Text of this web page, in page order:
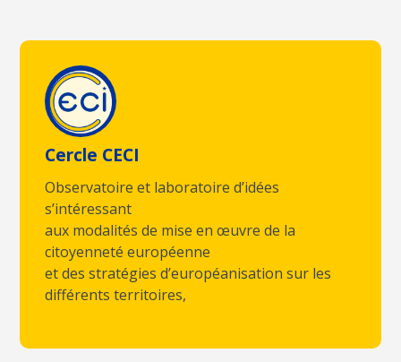
Cercle CECI
Observatoire et laboratoire d’idées
s’intéressant
aux modalités de mise en œuvre de la
citoyenneté européenne
et des stratégies d’européanisation sur les
différents territoires,